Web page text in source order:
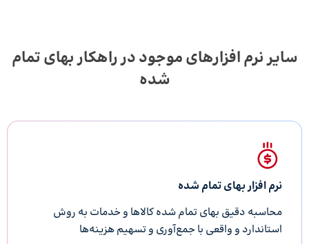
سایر نرم افزارهای موجود در راهکار بهای تمام
شده
نرم افزار بهای تمام شده
محاسبه دقیق بهای تمام شده کالاها و خدمات به روش
استاندارد و واقعی با جمع‌آوری و تسهیم هزینه‌ها